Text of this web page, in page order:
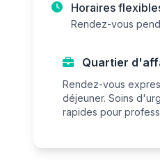
Horaires
Rendez-vous
Quartier
Rendez-vous
déjeuner. Soins
rapides pour